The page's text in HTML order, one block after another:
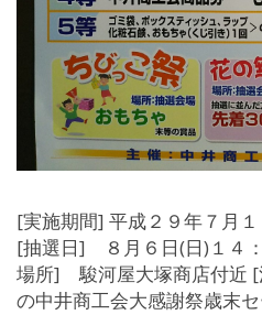
[実施期間] 平成２９年７月
[抽選日] ８月６日(日)１４
場所] 駿河屋大塚商店付近
の中井商工会大感謝祭歳末